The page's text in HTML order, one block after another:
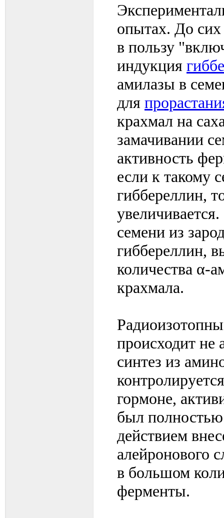
опытах. До
в пользу
индукция
амилазы в
для
крахмал на
замачивании
активность
если к такому
гиббереллин,
семени из
гиббереллин,
количества α-
крахмала.
происходит не
синтез из
гормоне,
был
действием
алейронового
в большом
ферменты.